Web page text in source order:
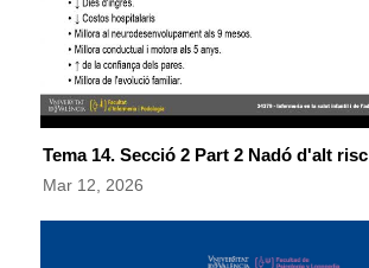
Tema 14. Secció 2 Part 2 Nadó d'alt risc
Mar 12, 2026